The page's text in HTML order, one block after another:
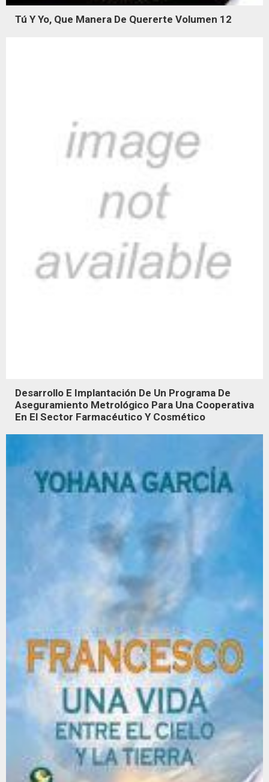
Tú Y Yo, Que Manera De Quererte Volumen 12
Desarrollo E Implantación De Un Programa De
Aseguramiento Metrológico Para Una Cooperativa
En El Sector Farmacéutico Y Cosmético